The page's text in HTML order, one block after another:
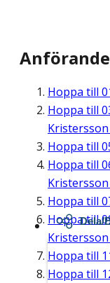
Hoppa till
Hoppa till
Hoppa till
Hoppa till
Hoppa till
Hoppa till
Hoppa till
Hoppa till
Dela/